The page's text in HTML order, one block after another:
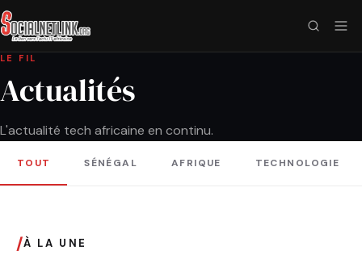
LE FIL
Actualités
L'actualité tech africaine en continu.
TOUT SÉNÉGAL AFRIQUE TECHNOLOGIE
/À LA UNE